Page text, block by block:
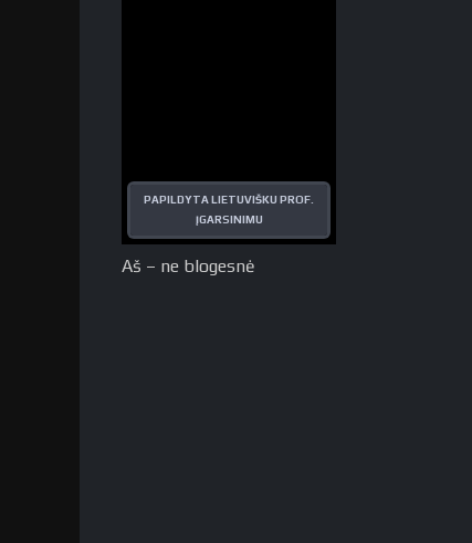
Aš – ne blogesnė
PAPILDYTA LIETUVIŠKU PROF.
ĮGARSINIMU